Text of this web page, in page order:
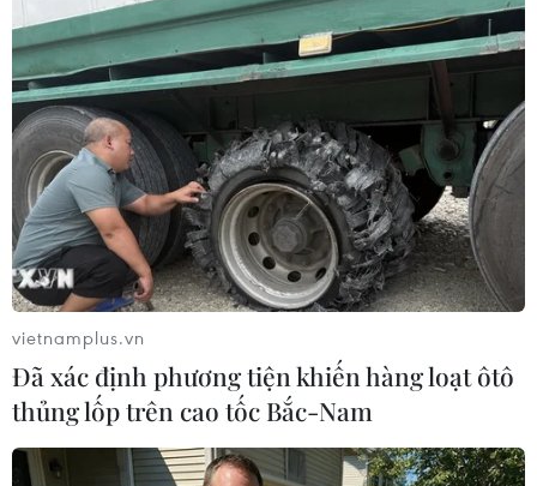
Ấn Độ: Máy bay của Air India bốc cháy
ngay sau khi hạ cánh
22/07/2025 15:07
Máy phát điện phụ trên chuyến bay Air India AI-315 từ
vietnamplus.vn
Đã xác định phương tiện khiến hàng loạt ôtô
thủng lốp trên cao tốc Bắc-Nam